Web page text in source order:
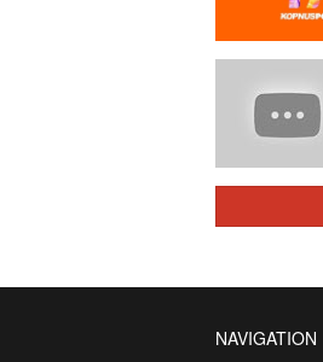
NAVIGATION